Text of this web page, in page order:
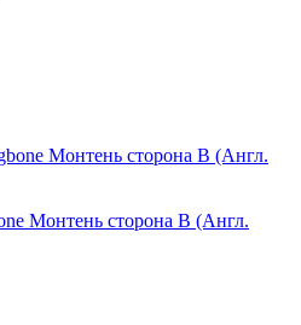
Монтень сторона В (Англ.